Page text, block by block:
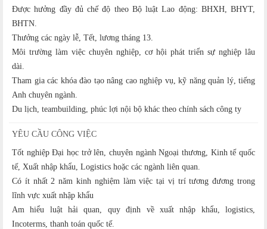
Được hưởng đầy đủ chế độ theo Bộ luật Lao động: BHXH, BHYT,
BHTN.
Thưởng các ngày lễ, Tết, lương tháng 13.
Môi trường làm việc chuyên nghiệp, cơ hội phát triển sự nghiệp lâu
dài.
Tham gia các khóa đào tạo nâng cao nghiệp vụ, kỹ năng quản lý, tiếng
Anh chuyên ngành.
Du lịch, teambuilding, phúc lợi nội bộ khác theo chính sách công ty
YÊU CẦU CÔNG VIỆC
Tốt nghiệp Đại học trở lên, chuyên ngành Ngoại thương, Kinh tế quốc
tế, Xuất nhập khẩu, Logistics hoặc các ngành liên quan.
Có ít nhất 2 năm kinh nghiệm làm việc tại vị trí tương đương trong
lĩnh vực xuất nhập khẩu
Am hiểu luật hải quan, quy định về xuất nhập khẩu, logistics,
Incoterms, thanh toán quốc tế.